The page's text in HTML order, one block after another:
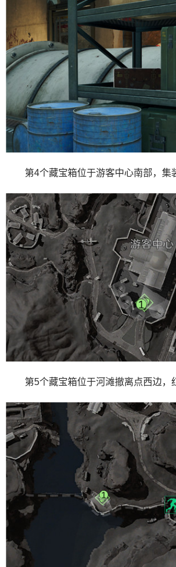
第4个藏宝箱位于游客中心南部，集
第5个藏宝箱位于河滩撤离点西边，